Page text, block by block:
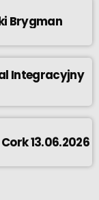
Brygman
Integracyjny
13.06.2026